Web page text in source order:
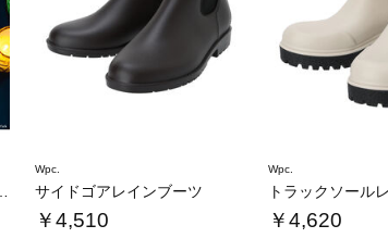
Wpc.
サイドゴアレインブーツ
￥4,510
Wpc.
トラックソール
￥4,620